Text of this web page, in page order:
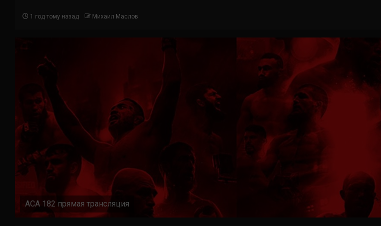
1 год тому назад Михаил Маслов
ACA 182 прямая трансляция